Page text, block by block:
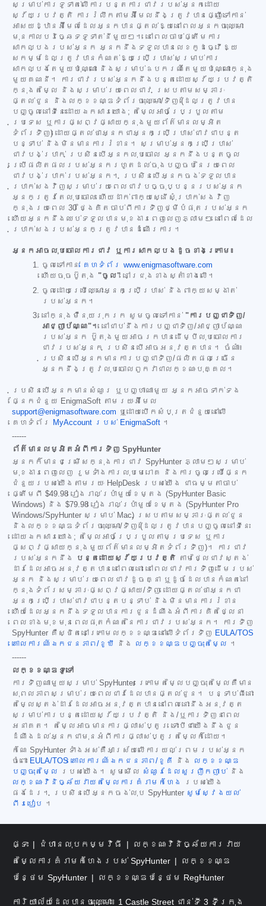
សម្រាប់ការទូទាត់លើការបន្តការជាវរបស់អ្នកដោយ
ស្វ័យប្រវត្តិ ការរំលឹកតាមអ៊ីមែលនឹងត្រូវបានផ្ញើទៅកាន់
អាសយដ្ឋានអ៊ីមែលដែលអ្នកបានផ្តល់ឱ្យនៅពេលអ្នកចុះឈ្មោះ
មុនកាលបរិច្ឆេទទូទាត់នីមួយៗ។ នៅពេលចាប់ផ្តើមការ
សាកល្បងរបស់អ្នក អ្នកនឹងទទួលបានលេខកូដធ្វើឱ្យ
សកម្មដែលត្រូវបានកំណត់ឱ្យប្រើប្រាស់សម្រាប់ការ
សាកល្បងតែមួយប៉ុណ្ណោះ និងសម្រាប់ឧបករណ៍តែមួយប៉ុណ្ណោះក្នុង
មួយគណនី។ ការជាវរបស់អ្នកនឹងបន្តដោយស្វ័យប្រវត្តិ
ក្នុងតម្លៃ និងសម្រាប់រយៈពេលជាវ ស្របតាមសម្ភារៈ
ផ្តល់ជូន និងលក្ខខណ្ឌទំព័រចុះឈ្មោះ/ទិញ (ដែលត្រូវបាន
បញ្ចូលនៅទីនេះដោយឯកសារយោង; តម្លៃអាចប្រែប្រួលតាម
ប្រទេស ឬការផ្សព្វផ្សាយក្នុងមួយព័ត៌មានលម្អិត
ទំព័រទិញ) ដោយផ្តល់ថាអ្នកជាអ្នកប្រើប្រាស់ជាវជាបន្ត
បន្ទាប់ និងមិនមានការរំខាន។ សម្រាប់អ្នកប្រើប្រាស់
ជាវបង់ប្រាក់ ប្រសិនបើអ្នកលុបចោល អ្នកនឹងបន្តចូល
ប្រើផលិតផលរបស់អ្នករហូតដល់ចុងបញ្ចប់នៃរយៈពេល
ជាវបង់ប្រាក់របស់អ្នក។ ប្រសិនបើអ្នកចង់ទទួលបាន
ប្រាក់សងវិញសម្រាប់រយៈពេលជាវបច្ចុប្បន្នរបស់អ្នក
អ្នកត្រូវតែលុបចោល ហើយដាក់ពាក្យស្នើសុំប្រាក់សងវិញ
ក្នុងរយៈពេល 30 ថ្ងៃគិតចាប់ពីការទិញថ្មីបំផុតរបស់អ្នក
ហើយអ្នកនឹងឈប់ទទួលបានមុខងារពេញលេញភ្លាមៗ នៅពេលដែល
ប្រាក់សងរបស់អ្នកត្រូវបានដំណើរការ។
អ្នកអាចលុបចោលការជាវ ឬការសាកល្បងដូចខាងក្រោម៖
ចូលទៅកាន់ គេហទំព័រ www.enigmasoftware.com
ហើយចុចប៊ូតុង "ចូល" នៅជ្រុងខាងស្តាំខាងលើ។
ចូលដោយប្រើឈ្មោះអ្នកប្រើប្រាស់ និងពាក្យសម្ងាត់
របស់អ្នក។
នៅក្នុងម៉ឺនុយរុករក សូមចូលទៅកាន់ "ការបញ្ជាទិញ/
អាជ្ញាប័ណ្ណ"។ នៅជាប់នឹងការបញ្ជាទិញ/អាជ្ញាប័ណ្ណ
របស់អ្នក ប៊ូតុងមួយអាចរកបានដើម្បីលុបចោលការ
ជាវរបស់អ្នក ប្រសិនបើអាចអនុវត្តបាន។ ចំណាំ៖
ប្រសិនបើអ្នកមានការបញ្ជាទិញ/ផលិតផលច្រើន
អ្នកនឹងត្រូវលុបចោលពួកវាជាលក្ខណៈបុគ្គល។
ប្រសិនបើអ្នកមានសំណួរ ឬបញ្ហាណាមួយ អ្នកអាចទាក់ទង
ផ្នែកជំនួយ EnigmaSoft តាមរយៈអ៊ីមែល
support@enigmasoftware.com ឬដោយបើកសំបុត្រជំនួយនៅលើ
គេហទំព័រ
MyAccount របស់ EnigmaSoft ។
------
ព័ត៌មានលម្អិតអំពីការទិញ SpyHunter
អ្នកក៏មានជម្រើសក្នុងការជាវ SpyHunter ភ្លាមៗសម្រាប់
មុខងារពេញលេញ រួមទាំងការលុបមេរោគ និងការចូលប្រើផ្នែក
ជំនួយរបស់យើងតាមរយៈ HelpDesk របស់យើង ជាធម្មតាចាប់
ផ្តើមពី $49.98 រៀងរាល់ប្រាំមួយខែម្តង (SpyHunter Basic
Windows) និង $79.98 រៀងរាល់ប្រាំមួយខែម្តង (SpyHunter Pro
Windows/SpyHunter សម្រាប់ Mac) ស្របតាមសម្ភារៈផ្តល់ជូន
និងលក្ខខណ្ឌទំព័រចុះឈ្មោះ/ទិញ (ដែលត្រូវបានបញ្ចូលនៅទីនេះ
ដោយឯកសារយោង; តម្លៃអាចប្រែប្រួលតាមប្រទេស ឬការ
ផ្សព្វផ្សាយក្នុងមួយព័ត៌មានលម្អិតទំព័រទិញ)។ ការជាវ
របស់អ្នកនឹង
បន្តដោយស្វ័យប្រវត្តិ តាមថ្លៃជាវស្តង់
ដារដែលអាចអនុវត្តបាននៅពេលនោះ នៅពេលជាវការទិញដើមរបស់
អ្នក និងសម្រាប់រយៈពេលជាវដូចគ្នា ឬដូចដែលបានកំណត់នៅ
ក្នុងទំព័រសម្ភារៈផ្សព្វផ្សាយ/ទិញ ដោយផ្តល់ថាអ្នកជា
អ្នកប្រើប្រាស់ជាវជាបន្តបន្ទាប់ និងមិនមានការរំខាន
ហើយដែលអ្នកនឹងទទួលបានការជូនដំណឹងអំពីការគិតថ្លៃនា
ពេលខាងមុខមុនពេលផុតកំណត់នៃការជាវរបស់អ្នក។ ការទិញ
SpyHunter គឺស្ថិតនៅក្រោមលក្ខខណ្ឌនៅលើទំព័រទិញ EULA/TOS
គោលការណ៍ឯកជនភាព/ខូឃី
និង លក្ខខណ្ឌបញ្ចុះតម្លៃ ។
------
លក្ខខណ្ឌទូទៅ
ការទិញណាមួយសម្រាប់ SpyHunter ក្រោមតម្លៃបញ្ចុះតម្លៃគឺមាន
សុពលភាពសម្រាប់រយៈពេលជាវដែលបានផ្តល់ជូន។ បន្ទាប់ពីនោះ
តម្លៃស្តង់ដារដែលអាចអនុវត្តបាននៅពេលនោះនឹងអនុវត្ត
សម្រាប់ការបន្តដោយស្វ័យប្រវត្តិ និង/ឬការទិញនាពេល
អនាគត។ តម្លៃអាចមានការផ្លាស់ប្តូរ ទោះបីជាយើងនឹងជូន
ដំណឹងដល់អ្នកជាមុនអំពីការផ្លាស់ប្តូរតម្លៃក៏ដោយ។
កំណែ SpyHunter ទាំងអស់គឺអាស្រ័យលើការយល់ព្រមរបស់អ្នក
ចំពោះ EULA/TOS គោលការណ៍ឯកជនភាព/ខូគី និង
លក្ខខណ្ឌ
បញ្ចុះតម្លៃ
របស់យើង។ សូមមើល សំណួរដែលសួរញឹកញាប់ និង
លក្ខណៈវិនិច្ឆ័យវាយតម្លៃការគំរាមកំហែង
របស់យើង
ផងដែរ។ ប្រសិនបើអ្នកចង់លុប SpyHunter សូមស្វែងយល់
ពីរបៀប ។
ផ្ទះ ជំហានលុបកម្មវិធី
លក្ខណៈវិនិច្ឆ័យការវាយ
តម្លៃការគំរាមកំហែងរបស់ SpyHunter
លក្ខខណ្ឌ
បន្ថែម SpyHunter
លក្ខខណ្ឌបន្ថែម RegHunter
ការិយាល័យដែលបានចុះឈ្មោះ៖ 1 Castle Street ជាន់ទី 3 ទីក្រុង